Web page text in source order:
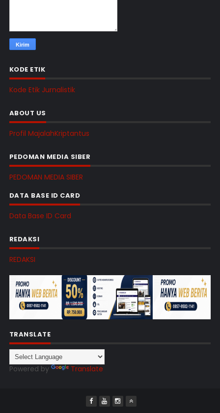
KODE ETIK
Kode Etik Jurnalistik
ABOUT US
Profil MajalahKriptantus
PEDOMAN MEDIA SIBER
PEDOMAN MEDIA SIBER
DATA BASE ID CARD
Data Base ID Card
REDAKSI
REDAKSI
TRANSLATE
Powered by Translate